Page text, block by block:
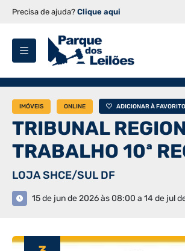
Precisa de ajuda? Clique aqui
IMÓVEIS ONLINE ADICIONAR À
TRIBUNAL
TRABALHO 10ª
LOJA SHCE/SUL DF
15 de jun de 2026 às 08:00 a 14 de jul